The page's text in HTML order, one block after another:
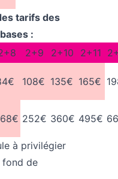
tarifs des
:
2+9 2+10 2+11
108€ 135€ 165€
252€ 360€ 495€
à privilégier
fond de